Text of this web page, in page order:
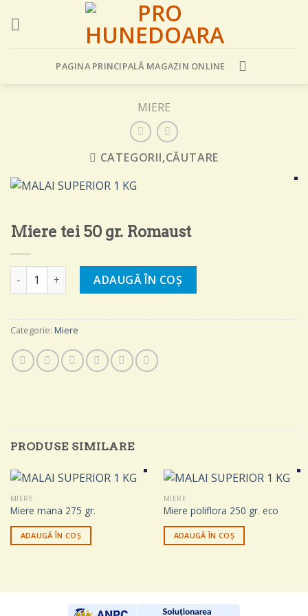
PAGINA PRINCIPALĂ MAGAZIN ONLINE
MIERE
CATEGORII,CĂUTARE
Miere tei 50 gr. Romaust
Cantitate Miere tei 50 gr. Romaust
ADAUGĂ ÎN COȘ
Categorie: Miere
PRODUSE SIMILARE
MIERE
Miere mana 275 gr.
ADAUGĂ ÎN COȘ
MIERE
Miere poliflora 250 gr. eco
ADAUGĂ ÎN COȘ